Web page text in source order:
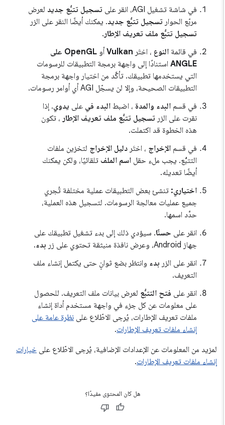
في شاشة تشغيل AGI، انقر على
تسجيل تتبُّع جديدلعرض
مربّع الحوار تسجيل تتبُّع جديد. يمكنك أيضًا النقر على الزر
تسجيل تتبُّع ملف تعريف الإطار.
في قائمةالنوع، اختَر Vulkanأو
OpenGL على
ANGLEاستنادًا إلى واجهة برمجة التطبيقات للرسومات
التي يستخدمها تطبيقك. تأكَّد من اختيار واجهة برمجة
التطبيقات الصحيحة، وإلا لن يسجّل AGI أي أوامر رسومات.
في قسمالبدء والمدة، اضبطالبدء في على يدوي. إذا
نقرت على الزر تسجيل تتبُّع ملف تعريف الإطار، تكون
هذه الخطوة قد اكتملت.
في قسمالإخراج، اختَر دليل الإخراجلتخزين ملفات
التتبُّع. يجب ملء حقل اسم الملفتلقائيًا، ولكن يمكنك
أيضًا تعديله.
اختياري:تنشئ بعض التطبيقات عملية مختلفة تُجري
جميع عمليات معالجة الرسومات. لتسجيل هذه العملية،
حدِّد اسمها.
انقر على حسنًا. سيؤدي ذلك إلى بدء تشغيل تطبيقك على
جهاز Android، وعرض نافذة منبثقة تحتوي على زر
بدء.
انقر على الزر بدءوانتظر بضع ثوانٍ حتى يكتمل إنشاء ملف
التعريف.
انقر على فتح التتبُّعلعرض بيانات ملف التعريف. للحصول
على معلومات عن كل جزء في واجهة مستخدم أداة إنشاء
ملفات تعريف الإطارات، يُرجى الاطّلاع على نظرة عامة على
إنشاء ملفات تعريف الإطارات.
لمزيد من المعلومات عن الإعدادات الإضافية، يُرجى الاطّلاع على خيارات
إنشاء ملفات تعريف الإطارات.
هل كان المحتوى مفيدًا؟